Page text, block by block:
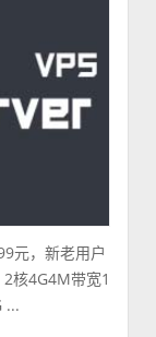
元，新老用户
核4G4M带宽1
...